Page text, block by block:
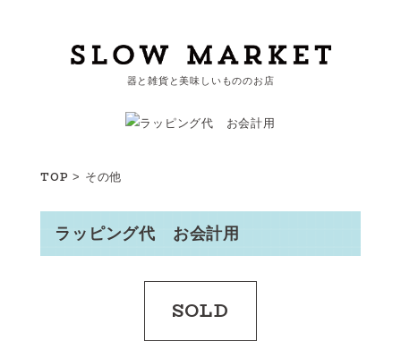
カートを見る
支払・配送について
器と雑貨と美味しいもののお店
TOP > その他
ラッピング代 お会計用
SOLD